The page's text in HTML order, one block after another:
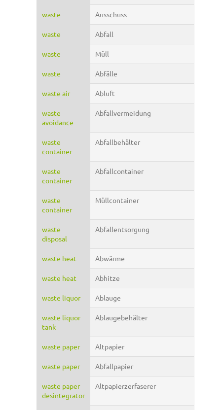
waste Ausschuss
waste Abfall
waste Müll
waste Abfälle
waste air Abluft
waste
avoidance
Abfallvermeidung
waste
container
Abfallbehälter
waste
container
Abfallcontainer
waste
container
Müllcontainer
waste
disposal
Abfallentsorgung
waste heat Abwärme
waste heat Abhitze
waste liquor Ablauge
waste liquor
tank
Ablaugebehälter
waste paper Altpapier
waste paper Abfallpapier
waste paper
desintegrator
Altpapierzerfaserer